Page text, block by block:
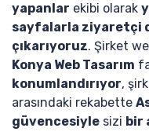
yapanlar ekibi olarak
sayfalarla ziyaretçi
çıkarıyoruz. Şirket
Konya Web Tasarım
konumlandırıyor,
arasındaki rekabette
güvencesiyle sizi bir